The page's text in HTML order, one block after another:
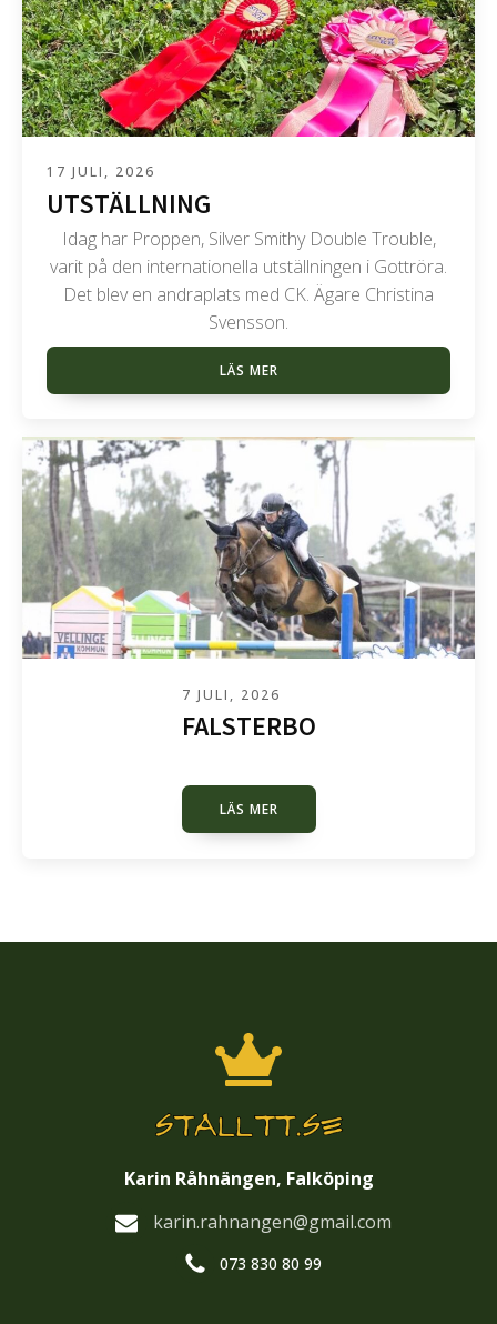
17 JULI, 2026
UTSTÄLLNING
Idag har Proppen, Silver Smithy Double Trouble,
varit på den internationella utställningen i Gottröra.
Det blev en andraplats med CK. Ägare Christina
Svensson.
LÄS MER
7 JULI, 2026
FALSTERBO
LÄS MER
Karin Råhnängen, Falköping
karin.rahnangen@gmail.com
073 830 80 99